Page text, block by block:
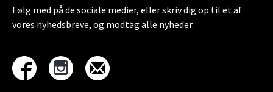
Følg med på de sociale medier, eller skriv dig op til et af
vores nyhedsbreve, og modtag alle nyheder.